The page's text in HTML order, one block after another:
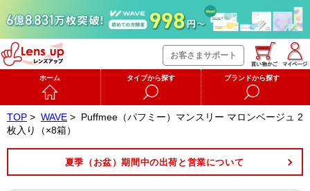
お客さまサポート
ホーム タイプから探す ブランドから探す
TOP > WAVE > Puffmee（パフミー）マンスリー マロンベージュ 2
枚入り（×8箱）
夏季（お盆）期間中の出荷と営業について